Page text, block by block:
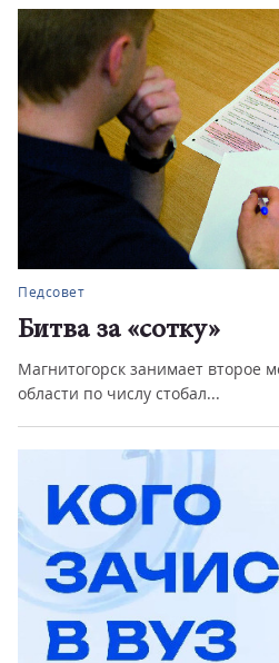
Педсовет
Битва за «сотку»
Магнитогорск занимает второе
области по числу стобал...